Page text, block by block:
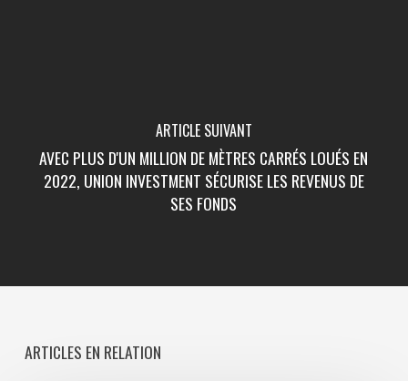
ARTICLE SUIVANT
AVEC PLUS D'UN MILLION DE MÈTRES CARRÉS LOUÉS EN
2022, UNION INVESTMENT SÉCURISE LES REVENUS DE
SES FONDS
ARTICLES EN RELATION